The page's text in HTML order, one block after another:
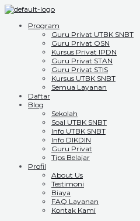
Program
Guru Privat UTBK SNBT
Guru Privat OSN
Kursus Privat IPDN
Guru Privat STAN
Guru Privat STIS
Kursus UTBK SNBT
Semua Layanan
Daftar
Blog
Sekolah
Soal UTBK SNBT
Info UTBK SNBT
Info DIKDIN
Guru Privat
Tips Belajar
Profil
About Us
Testimoni
Biaya
FAQ Layanan
Kontak Kami